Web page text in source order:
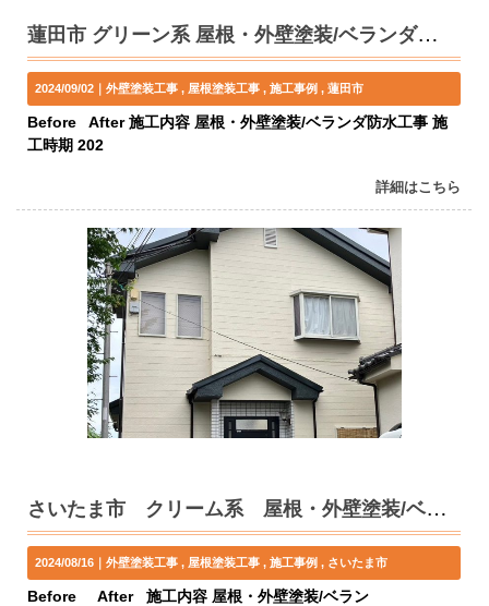
蓮田市 グリーン系 屋根・外壁塗装/ベランダ防水工事 K様邸
2024/09/02｜外壁塗装工事 屋根塗装工事 施工事例 蓮田市
Before After 施工内容 屋根・外壁塗装/ベランダ防水工事 施
工時期 202
詳細はこちら
さいたま市 クリーム系 屋根・外壁塗装/ベランダ防水/内装工事 K様邸
2024/08/16｜外壁塗装工事 屋根塗装工事 施工事例 さいたま市
Before After 施工内容 屋根・外壁塗装/ベラン